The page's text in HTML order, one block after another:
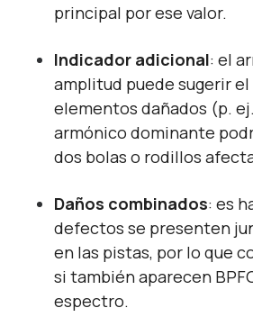
principal por ese valor.
Indicador adicional: el
amplitud puede sugerir
elementos dañados (p.
armónico dominante
dos bolas o rodillos
Daños combinados: es
defectos se presenten
en las pistas, por lo que
si también aparecen
espectro.